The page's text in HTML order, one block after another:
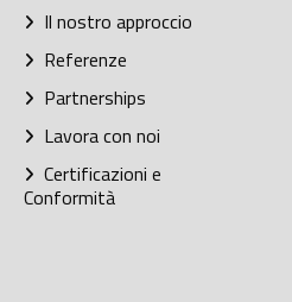
Il nostro approccio
Referenze
Partnerships
Lavora con noi
Certificazioni e
Conformità